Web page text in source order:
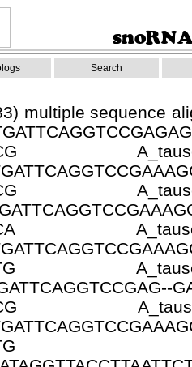
Search
multiple sequence